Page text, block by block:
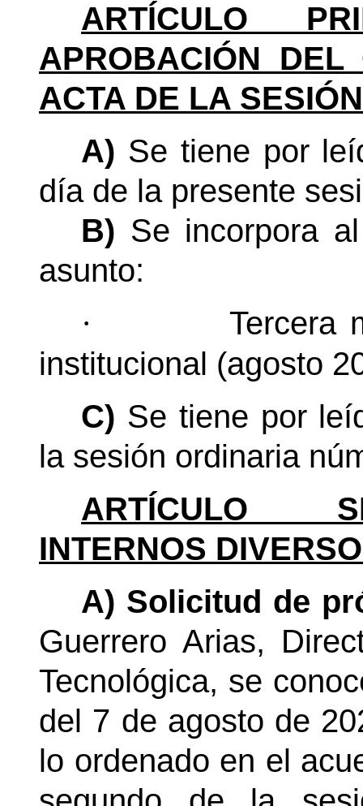
ARTÍCULO
APROBACIÓN
ACTA DE LA
A) Se tiene por
día de la presente
B) Se incorpora
asunto:
·
Tercera
institucional (agosto
C) Se tiene por
la sesión ordinaria
ARTÍCULO
INTERNOS
A) Solicitud de
Guerrero Arias,
Tecnológica, se
del 7 de agosto de
lo ordenado en el